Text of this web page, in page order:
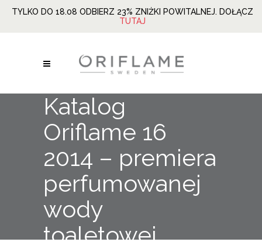
TYLKO DO 18.08 ODBIERZ 23% ZNIŻKI POWITALNEJ. DOŁĄCZ
TUTAJ
Katalog
Oriflame 16
2014 – premiera
perfumowanej
wody
toaletowej